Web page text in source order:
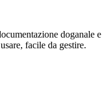
doganale e
facile da gestire.